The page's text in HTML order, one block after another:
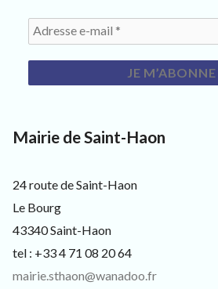
Mairie de Saint-Haon
24 route de Saint-Haon
Le Bourg
43340 Saint-Haon
tel : +33 4 71 08 20 64
mairie.sthaon@wanadoo.fr